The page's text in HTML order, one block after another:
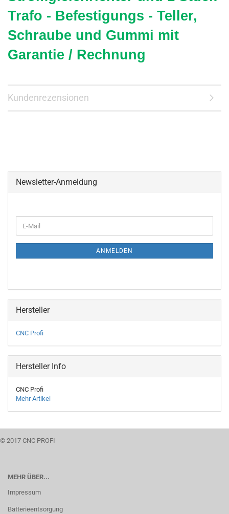
Trafo - Befestigungs - Teller,
Schraube und Gummi mit
Garantie / Rechnung
Kundenrezensionen
Newsletter-Anmeldung
ZUR
E-
Mail
ANMELDEN
Hersteller
CNC Profi
Hersteller Info
CNC Profi
Mehr Artikel
© 2017 CNC PROFI
MEHR ÜBER...
Impressum
Batterieentsorgung